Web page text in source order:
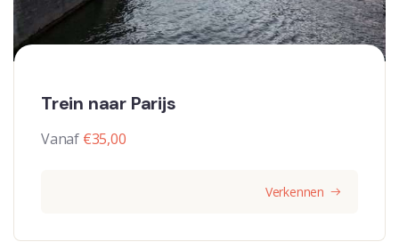
Trein naar Parijs
Vanaf €35,00
Verkennen